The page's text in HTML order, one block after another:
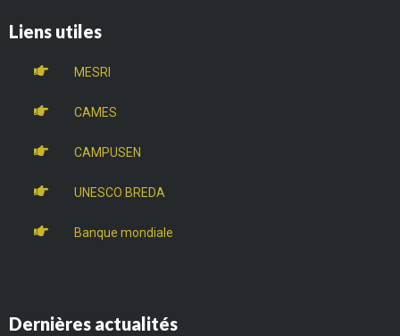
Liens utiles
MESRI
CAMES
CAMPUSEN
UNESCO BREDA
Banque mondiale
Dernières actualités